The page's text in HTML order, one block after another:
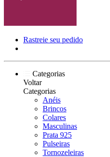
Rastreie seu pedido
Categorias
Voltar
Categorias
Anéis
Brincos
Colares
Masculinas
Prata 925
Pulseiras
Tornozeleiras